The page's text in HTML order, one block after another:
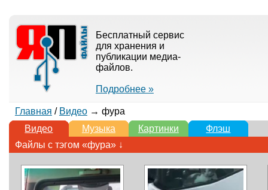
Бесплатный сервис
для хранения и
публикации медиа-
файлов.
Подробнее »
Главная / Видео→ фура
Видео
Музыка Картинки
Флэш
Файлы с тэгом «фура» ↓